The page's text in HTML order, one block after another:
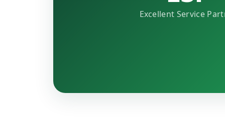
Excellent Service